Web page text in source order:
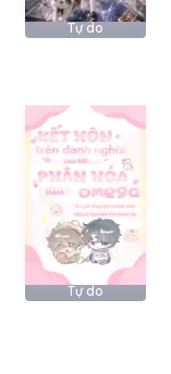
Tự do
Tự do